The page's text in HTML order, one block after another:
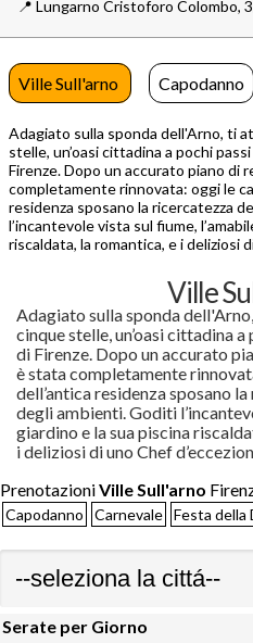
📍️ Lungarno Cristoforo Colombo,
Ville Sull'arno Capodanno
Adagiato sulla sponda dell'Arno, ti
stelle, un’oasi cittadina a pochi
Firenze. Dopo un accurato piano di
completamente rinnovata: oggi le
residenza sposano la ricercatezza
l’incantevole vista sul fiume,
riscaldata, la romantica, e i deliziosi
Ville
Adagiato sulla sponda
cinque stelle, un’oasi cittadina
di Firenze. Dopo un accurato
è stata completamente
dell’antica residenza sposano
degli ambienti. Goditi
giardino e la sua piscina
i deliziosi di uno Chef
PrenotazioniVille Sull'arno
Capodanno Carnevale Festa della
Serate per Giorno